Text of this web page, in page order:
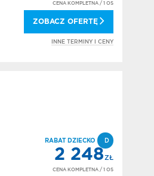
CENA KOMPLETNA / 1 OS
ZOBACZ OFERTĘ
INNE TERMINY I CENY
RABAT DZIECKO D
2 248ZŁ
CENA KOMPLETNA / 1 OS